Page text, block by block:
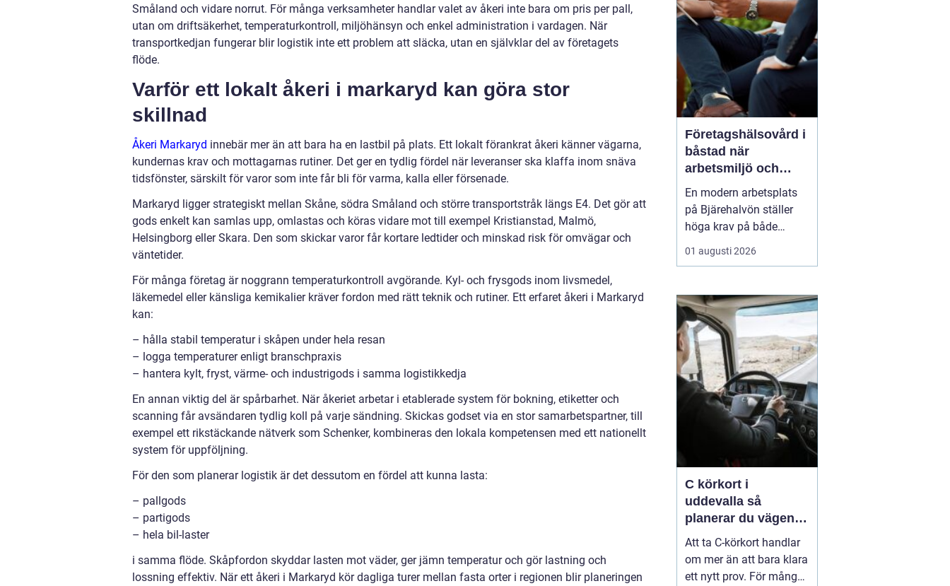
Småland och vidare norrut. För många verksamheter handlar valet av åkeri inte bara om pris per pall,
utan om driftsäkerhet, temperaturkontroll, miljöhänsyn och enkel administration i vardagen. När
transportkedjan fungerar blir logistik inte ett problem att släcka, utan en självklar del av företagets
flöde.
Varför ett lokalt åkeri i markaryd kan göra stor
skillnad
Åkeri Markaryd innebär mer än att bara ha en lastbil på plats. Ett lokalt förankrat åkeri känner vägarna,
kundernas krav och mottagarnas rutiner. Det ger en tydlig fördel när leveranser ska klaffa inom snäva
tidsfönster, särskilt för varor som inte får bli för varma, kalla eller försenade.
Markaryd ligger strategiskt mellan Skåne, södra Småland och större transportstråk längs E4. Det gör att
gods enkelt kan samlas upp, omlastas och köras vidare mot till exempel Kristianstad, Malmö,
Helsingborg eller Skara. Den som skickar varor får kortare ledtider och minskad risk för omvägar och
väntetider.
För många företag är noggrann temperaturkontroll avgörande. Kyl- och frysgods inom livsmedel,
läkemedel eller känsliga kemikalier kräver fordon med rätt teknik och rutiner. Ett erfaret åkeri i Markaryd
kan:
– hålla stabil temperatur i skåpen under hela resan
– logga temperaturer enligt branschpraxis
– hantera kylt, fryst, värme- och industrigods i samma logistikkedja
En annan viktig del är spårbarhet. När åkeriet arbetar i etablerade system för bokning, etiketter och
scanning får avsändaren tydlig koll på varje sändning. Skickas godset via en stor samarbetspartner, till
exempel ett rikstäckande nätverk som Schenker, kombineras den lokala kompetensen med ett nationellt
system för uppföljning.
För den som planerar logistik är det dessutom en fördel att kunna lasta:
– pallgods
– partigods
– hela bil-laster
i samma flöde. Skåpfordon skyddar lasten mot väder, ger jämn temperatur och gör lastning och
lossning effektiv. När ett åkeri i Markaryd kör dagliga turer mellan fasta orter i regionen blir planeringen
försäkringar känns
krångliga. Med rätt
kunskap gå...
Företagshälsovård i
båstad när
arbetsmiljö och
specialistkunskap
möts
En modern arbetsplats
på Bjärehalvön ställer
höga krav på både
ledning och
medarbetare. Tempot är
breda och gränsen
mellan jobb och privatliv
blir ibland suddig.
Samtidigt förväntas
hållbara prestationer
över tid. I den verkligh...
01 augusti 2026
C körkort i
uddevalla så
planerar du vägen
mot tung lastbil
Att ta C-körkort handlar
om mer än att bara klara
ett nytt prov. För många